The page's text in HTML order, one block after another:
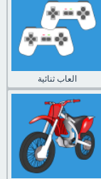
العاب ثنائية